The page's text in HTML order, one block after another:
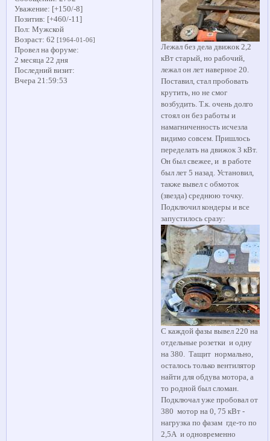
Уважение: [+150/-8]
Позитив: [+460/-11]
Пол: Мужской
Возраст: 62 [1964-01-06]
Провел на форуме:
2 месяца 22 дня
Последний визит:
Вчера 21:59:53
Лежал без дела движок 2,2
кВт старый, но рабочий,
лежал он лет наверное 20.
Поставил, стал пробовать
крутить, но не смог
возбудить. Т.к. очень долго
стоял он без работы и
намагниченность исчезла
видимо совсем. Пришлось
переделать на движок 3 кВт.
Он был свежее, и в работе
был лет 5 назад. Установил,
также вывел с обмоток
(звезда) среднюю точку.
Подключил кондеры и все
запустилось сразу:
С каждой фазы вывел 220 на
отдельные розетки и одну
на 380. Тащит нормально,
осталось только вентилятор
найти для обдува мотора, а
то родной был сломан.
Подключал уже пробовал от
380 мотор на 0, 75 кВт -
нагрузка по фазам где-то по
2,5А и одновременно